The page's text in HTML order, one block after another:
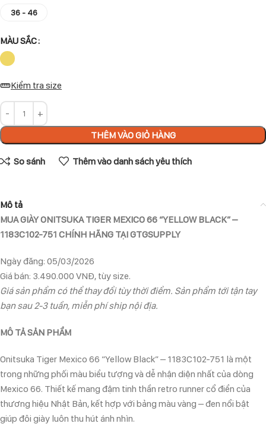
36 - 46
MÀU SẮC
Kiểm tra size
THÊM VÀO GIỎ HÀNG
So sánh Thêm vào danh sách yêu thích
Mô tả
MUA GIÀY ONITSUKA TIGER MEXICO 66 “YELLOW BLACK” –
1183C102-751 CHÍNH HÃNG TẠI GTGSUPPLY
Ngày đăng: 05/03/2026
Giá bán: 3.490.000 VNĐ, tùy size.
Giá sản phẩm có thể thay đổi tùy thời điểm. Sản phẩm tới tận tay
bạn sau 2-3 tuần, miễn phí ship nội địa.
MÔ TẢ SẢN PHẨM
Onitsuka Tiger Mexico 66 “Yellow Black” – 1183C102-751 là một
trong những phối màu biểu tượng và dễ nhận diện nhất của dòng
Mexico 66. Thiết kế mang đậm tinh thần retro runner cổ điển của
thương hiệu Nhật Bản, kết hợp với bảng màu vàng – đen nổi bật
giúp đôi giày luôn thu hút ánh nhìn.